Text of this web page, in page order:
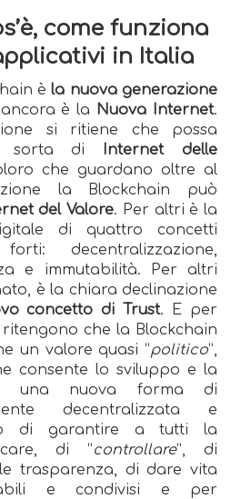
come funziona
in Italia
èla nuova generazione
è la Nuova Internet.
si ritiene che possa
sorta di
Internet delle
che guardano oltre al
la Blockchain può
del Valore. Per altri è la
di quattro concetti
decentralizzazione,
e immutabilità. Per altri
è la chiara declinazione
concetto di Trust. E per
che la Blockchain
un valore quasi “politico”,
consente lo sviluppo e la
una nuova forma di
decentralizzata e
di garantire a tutti la
di “controllare”, di
trasparenza, di dare vita
e condivisi e per